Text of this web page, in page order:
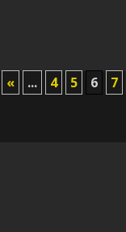
« ... 4 5 6 7